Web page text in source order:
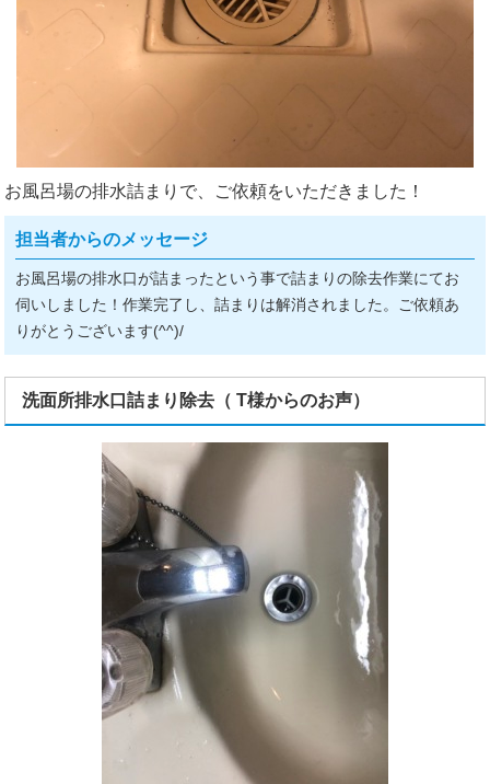
お風呂場の排水詰まりで、ご依頼をいただきました！
担当者からのメッセージ
お風呂場の排水口が詰まったという事で詰まりの除去作業にてお
伺いしました！作業完了し、詰まりは解消されました。ご依頼あ
りがとうございます(^^)/
洗面所排水口詰まり除去（ T様からのお声）